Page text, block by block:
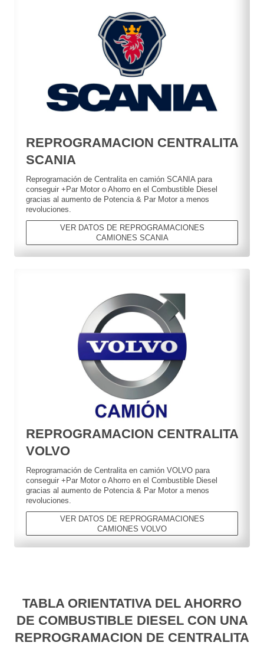
REPROGRAMACION CENTRALITA
SCANIA
Reprogramación de Centralita en camión SCANIA para
conseguir +Par Motor o Ahorro en el Combustible Diesel
gracias al aumento de Potencia & Par Motor a menos
revoluciones.
VER DATOS DE REPROGRAMACIONES
CAMIONES SCANIA
REPROGRAMACION CENTRALITA
VOLVO
Reprogramación de Centralita en camión VOLVO para
conseguir +Par Motor o Ahorro en el Combustible Diesel
gracias al aumento de Potencia & Par Motor a menos
revoluciones.
VER DATOS DE REPROGRAMACIONES
CAMIONES VOLVO
TABLA ORIENTATIVA DEL AHORRO
DE COMBUSTIBLE DIESEL CON UNA
REPROGRAMACION DE CENTRALITA